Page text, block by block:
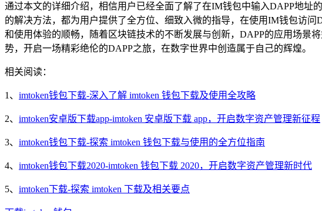
通过本文的详细介绍，相信用户已经全面了解了在IM钱包中输入DAPP地
的解决方法，都为用户提供了全方位、细致入微的指导，在使用IM钱包访
和使用体验的顺畅，随着区块链技术的不断发展与创新，DAPP的应用场景
势，开启一场精彩绝伦的DAPP之旅，在数字世界中创造属于自己的辉煌。
相关阅读：
1、 imtoken钱包下载-深入了解 imtoken 钱包下载及使用全攻略
2、 imtoken安卓版下载app-imtoken 安卓版下载 app，开启数字资产管理新征程
3、 imtoken钱包下载-探索 imtoken 钱包下载与使用的全方位指南
4、 imtoken钱包下载2020-imtoken 钱包下载 2020，开启数字资产管理新时代
5、 imtoken下载-探索 imtoken 下载及相关要点